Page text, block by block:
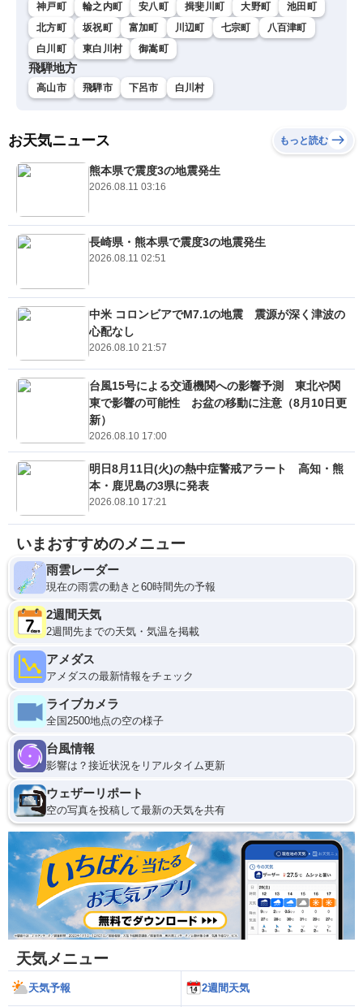
神戸町 輪之内町 安八町 揖斐川町 大野町
池田町
北方町
坂祝町 富加町 川辺町 七宗町
八百津町
白川町
東白川村 御嵩町
飛騨地方
高山市 飛騨市 下呂市 白川村
お天気ニュース もっと読む
熊本県で震度3の地震発生
2026.08.11 03:16
長崎県・熊本県で震度3の地震発生
2026.08.11 02:51
中米 コロンビアでM7.1の地震 震源が深く津波の
心配なし
2026.08.10 21:57
台風15号による交通機関への影響予測 東北や関
東で影響の可能性 お盆の移動に注意（8月10日更
新）
2026.08.10 17:00
明日8月11日(火)の熱中症警戒アラート 高知・熊
本・鹿児島の3県に発表
2026.08.10 17:21
いまおすすめのメニュー
雨雲レーダー
現在の雨雲の動きと60時間先の予報
2週間天気
2週間先までの天気・気温を掲載
アメダス
アメダスの最新情報をチェック
ライブカメラ
全国2500地点の空の様子
台風情報
影響は？接近状況をリアルタイム更新
ウェザーリポート
空の写真を投稿して最新の天気を共有
天気メニュー
天気予報 2週間天気